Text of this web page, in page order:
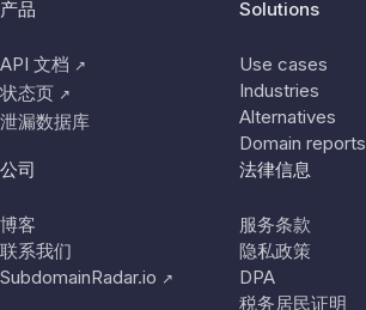
产品
API 文档 ↗
状态页 ↗
泄漏数据库
Solutions
Use cases
Industries
Alternatives
Domain reports
公司
博客
联系我们
SubdomainRadar.io ↗
法律信息
服务条款
隐私政策
DPA
税务居民证明